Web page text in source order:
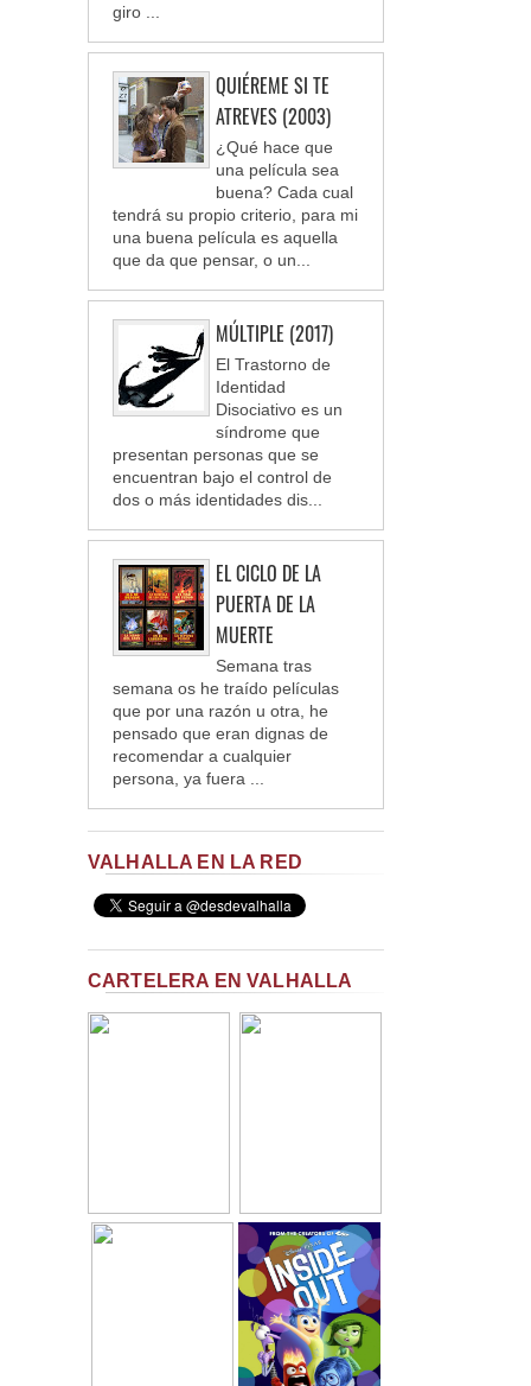
giro ...
QUIÉREME SI TE
ATREVES (2003)
¿Qué hace que
una película sea
buena? Cada cual
tendrá su propio criterio, para mi
una buena película es aquella
que da que pensar, o un...
MÚLTIPLE (2017)
El Trastorno de
Identidad
Disociativo es un
síndrome que
presentan personas que se
encuentran bajo el control de
dos o más identidades dis...
EL CICLO DE LA
PUERTA DE LA
MUERTE
Semana tras
semana os he traído películas
que por una razón u otra, he
pensado que eran dignas de
recomendar a cualquier
persona, ya fuera ...
VALHALLA EN LA RED
CARTELERA EN VALHALLA